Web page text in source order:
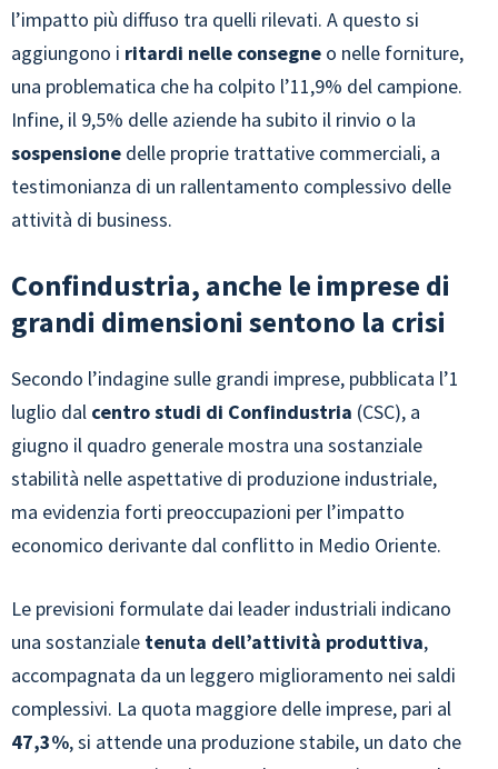
l’impatto più diffuso tra quelli rilevati. A questo si
aggiungono i ritardi nelle consegne o nelle forniture,
una problematica che ha colpito l’11,9% del campione.
Infine, il 9,5% delle aziende ha subito il rinvio o la
sospensione delle proprie trattative commerciali, a
testimonianza di un rallentamento complessivo delle
attività di business.
Confindustria, anche le imprese di
grandi dimensioni sentono la crisi
Secondo l’indagine sulle grandi imprese, pubblicata l’1
luglio dal centro studi di Confindustria (CSC), a
giugno il quadro generale mostra una sostanziale
stabilità nelle aspettative di produzione industriale,
ma evidenzia forti preoccupazioni per l’impatto
economico derivante dal conflitto in Medio Oriente.
Le previsioni formulate dai leader industriali indicano
una sostanziale tenuta dell’attività produttiva,
accompagnata da un leggero miglioramento nei saldi
complessivi. La quota maggiore delle imprese, pari al
47,3%, si attende una produzione stabile, un dato che